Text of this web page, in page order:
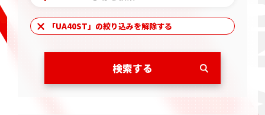
「UA40ST」の絞り込みを解除する